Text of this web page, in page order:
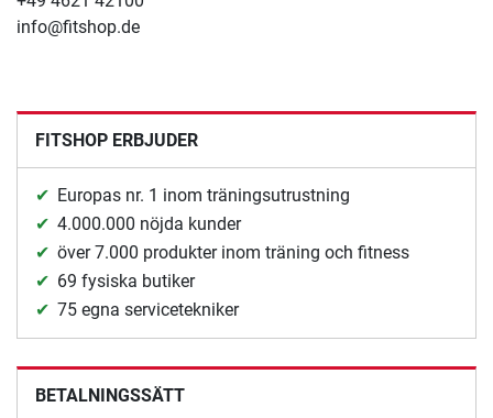
info@fitshop.de
FITSHOP ERBJUDER
Europas nr. 1 inom träningsutrustning
4.000.000 nöjda kunder
över 7.000 produkter inom träning och fitness
69 fysiska butiker
75 egna servicetekniker
BETALNINGSSÄTT